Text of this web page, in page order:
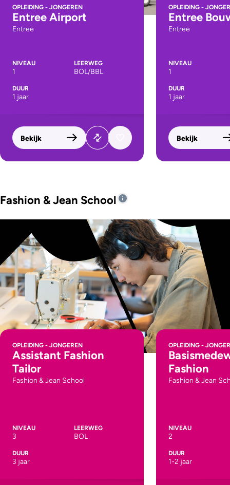
OPLEIDING - JONGEREN
Entree Airport
Entree
NIVEAU
1
LEERWEG
BOL/BBL
DUUR
1 jaar
Bekijk
OPLEIDING -
Entree
Entree
NIVEAU
1
DUUR
1 jaar
Bekijk
Fashion & Jean School
OPLEIDING - JONGEREN
Assistant Fashion
Tailor
Fashion & Jean School
NIVEAU
3
LEERWEG
BOL
DUUR
3 jaar
OPLEIDING -
Fashion
Fashion & Jean
NIVEAU
2
DUUR
1-2 jaar